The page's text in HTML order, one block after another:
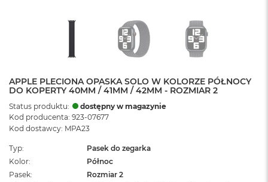
APPLE PLECIONA OPASKA SOLO W KOLORZE PÓŁNOCY
DO KOPERTY 40MM / 41MM / 42MM - ROZMIAR 2
Status produktu:
dostępny w magazynie
Kod producenta: 923-07677
Kod dostawcy: MPA23
Typ
Pasek do zegarka
Kolor
Północ
Pasek
Rozmiar 2